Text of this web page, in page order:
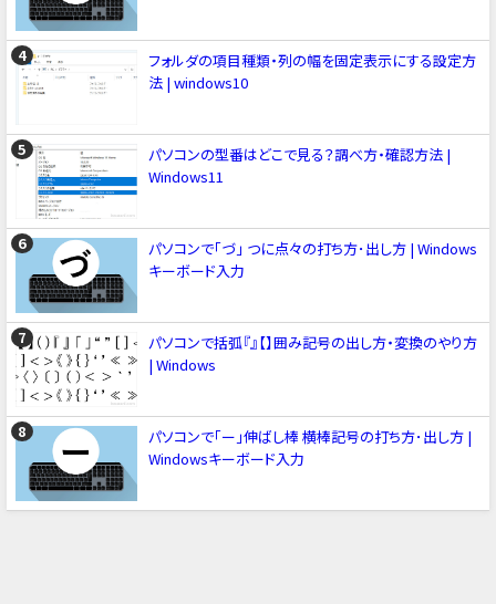
フォルダの項目種類・列の幅を固定表示にする設定方
法 | windows10
パソコンの型番はどこで見る？調べ方・確認方法 |
Windows11
パソコンで「づ」 つに点々の打ち方･出し方 | Windows
キーボード入力
パソコンで括弧『』【】囲み記号の出し方・変換のやり方
| Windows
パソコンで「ー」伸ばし棒 横棒記号の打ち方･出し方 |
Windowsキーボード入力